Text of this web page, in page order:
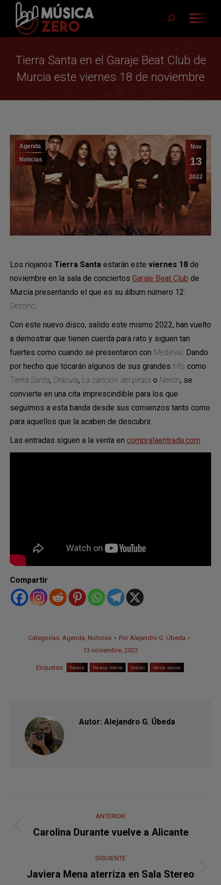
Buscar:
Tierra Santa en el Garaje Beat Club de
Murcia este viernes 18 de noviembre
Nov
13
2022
Agenda
Noticias
Los riojanos Tierra Santa estarán este viernes 18 de
noviembre en la sala de conciertos Garaje Beat Club de
Murcia presentando el que es su álbum número 12:
Destino.
Con este nuevo disco, salido este mismo 2022, han vuelto
a demostrar que tienen cuerda para rato y siguen tan
fuertes como cuando se presentaron con Medieval. Dando
por hecho que tocarán algunos de sus grandes hits como
Tierra Santa, Drácula, La canción del pirata o Nerón, se
convierte en una cita imprescindible para los que
seguimos a esta banda desde sus comienzos tanto como
para aquellos que la acaben de descubrir.
Las entradas siguen a la venta en compralaentrada.com
Compartir
Categorías: Agenda, Noticias Por Alejandro G. Úbeda
13 noviembre, 2022
Etiquetas: heavy heavy metal metal tierra santa
Autor: Alejandro G. Úbeda
entre
publicaciones
ANTERIOR
Publicación
Carolina Durante vuelve a Alicante
SIGUIENTE
Publicación
Javiera Mena aterriza en Sala Stereo